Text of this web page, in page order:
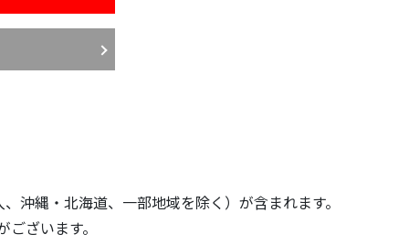
沖縄・北海道、一部地域を除く）が含まれます。
ざいます。